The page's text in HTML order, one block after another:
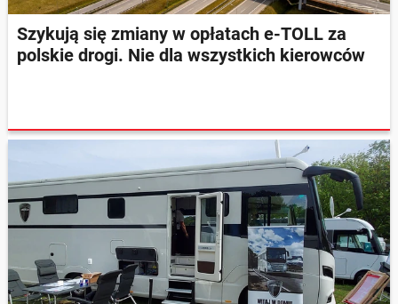
Szykują się zmiany w opłatach e-TOLL za
polskie drogi. Nie dla wszystkich kierowców